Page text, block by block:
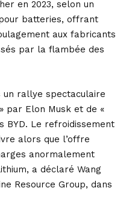
en 2023, selon un
batteries, offrant
aux fabricants
par la flambée des
rallye spectaculaire
par Elon Musk et de «
BYD. Le refroidissement
alors que l’offre
anormalement
a déclaré Wang
Resource Group, dans